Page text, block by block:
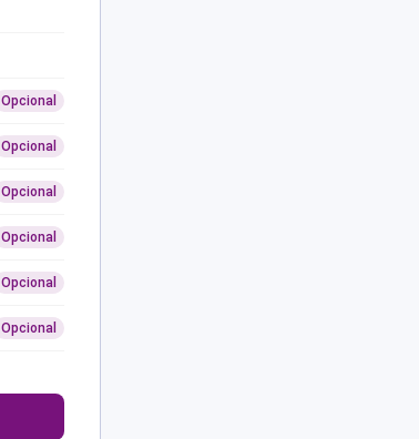
Opcional
Opcional
Opcional
Opcional
Opcional
Opcional